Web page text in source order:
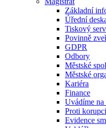
Základní
Úřední
Tiskový
Povinně
GDPR
Odbory
Městské
Městské
Kariéra
Finance
Uvádíme
Proti korupci
Evidence